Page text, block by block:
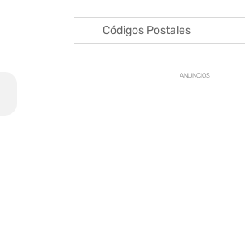
Códigos Postales
ANUNCIOS